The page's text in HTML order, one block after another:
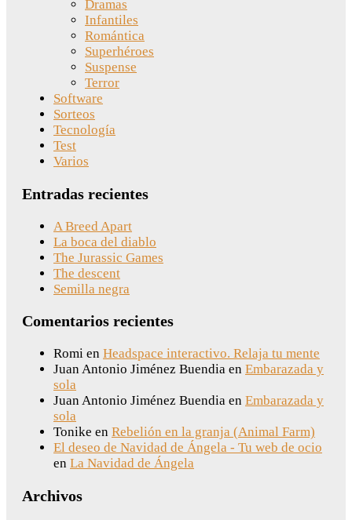
Dramas
Infantiles
Romántica
Superhéroes
Suspense
Terror
Software
Sorteos
Tecnología
Test
Varios
Entradas recientes
A Breed Apart
La boca del diablo
The Jurassic Games
The descent
Semilla negra
Comentarios recientes
Romi en Headspace interactivo. Relaja tu mente
Juan Antonio Jiménez Buendia en Embarazada y
sola
Juan Antonio Jiménez Buendia en Embarazada y
sola
Tonike en Rebelión en la granja (Animal Farm)
El deseo de Navidad de Ángela - Tu web de ocio
en La Navidad de Ángela
Archivos